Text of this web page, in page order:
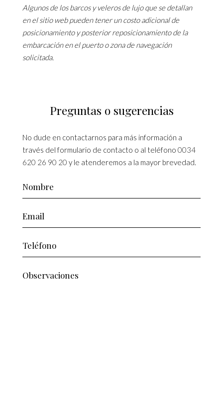
Algunos de los barcos y veleros de lujo que se detallan
en el sitio web pueden tener un costo adicional de
posicionamiento y posterior reposicionamiento de la
embarcación en el puerto o zona de navegación
solicitada.
Preguntas o sugerencias
No dude en contactarnos para más información a
través del formulario de contacto o al teléfono 0034
620 26 90 20 y le atenderemos a la mayor brevedad.